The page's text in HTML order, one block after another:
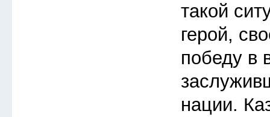
такой
герой,
победу в
нации.